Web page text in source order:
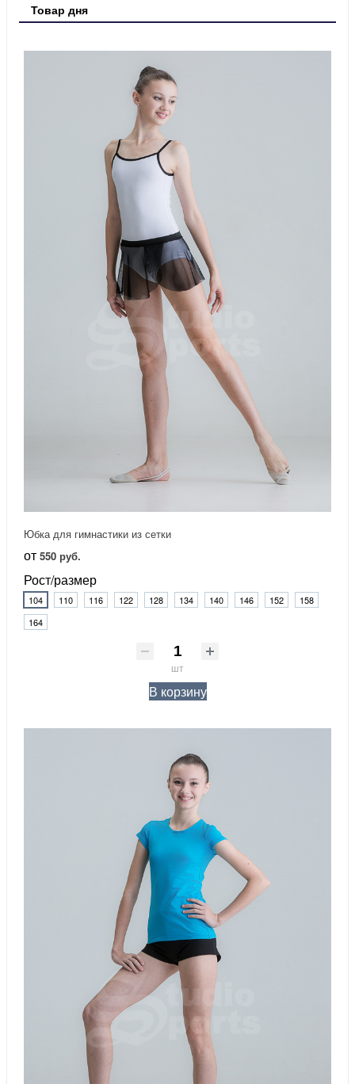
Товар дня
Юбка для гимнастики из сетки
от 550 руб.
Рост/размер
104 110 116 122 128 134 140 146 152
158
164
шт
В корзину